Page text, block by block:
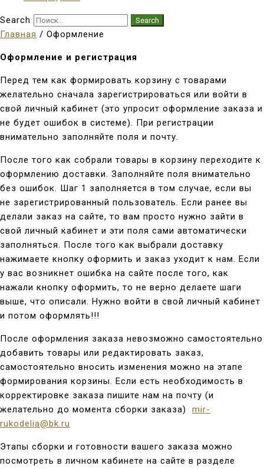
Search Search
Главная / Оформление
Оформление и регистрация
Перед тем как формировать корзину с товарами
желательно сначала зарегистрироваться или войти в
свой личный кабинет (это упросит оформление заказа и
не будет ошибок в системе). При регистрации
внимательно заполняйте поля и почту.
После того как собрали товары в корзину переходите к
оформлению доставки. Заполняйте поля внимательно
без ошибок. Шаг 1 заполняется в том случае, если вы
не зарегистрированный пользователь. Если ранее вы
делали заказ на сайте, то вам просто нужно зайти в
свой личный кабинет и эти поля сами автоматически
заполняться. После того как выбрали доставку
нажимаете кнопку оформить и заказ уходит к нам. Если
у вас возникнет ошибка на сайте после того, как
нажали кнопку оформить, то не верно делаете шаги
выше, что описали. Нужно войти в свой личный кабинет
и потом оформлять!!!
После оформления заказа невозможно самостоятельно
добавить товары или редактировать заказ,
самостоятельно вносить изменения можно на этапе
формирования корзины. Если есть необходимость в
корректировке заказа пишите нам на почту (и
желательно до момента сборки заказа) mir-
rukodelia@bk.ru
Этапы сборки и готовности вашего заказа можно
посмотреть в личном кабинете на сайте в разделе